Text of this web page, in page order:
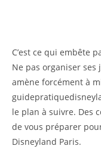
C’est ce qui embête
Ne pas organiser ses
amène forcément à
le plan à suivre. Des
de vous préparer
Disneyland Paris.